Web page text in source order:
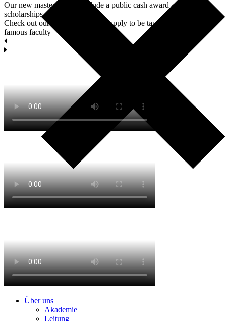
Our new master classes include a public cash award and two
scholarships each.
Check out our masterclasses and apply to be taught by world-
famous faculty
Über uns
Akademie
Leitung